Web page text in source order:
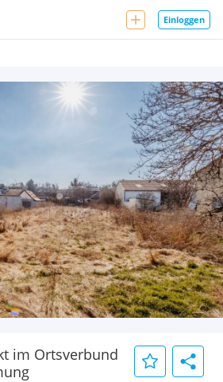
Einloggen
im Ortsverbund